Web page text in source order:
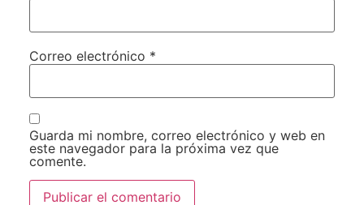
Correo electrónico *
Guarda mi nombre, correo electrónico y web en
este navegador para la próxima vez que
comente.